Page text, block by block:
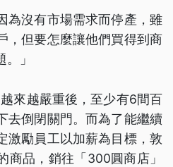
為沒有市場需求而停產，雖
，但要怎麼讓他們買得到商
」
來越嚴重後，至少有6間百
去倒閉關門。而為了能繼續
激勵員工以加薪為目標，敦
商品，銷往「300圓商店」